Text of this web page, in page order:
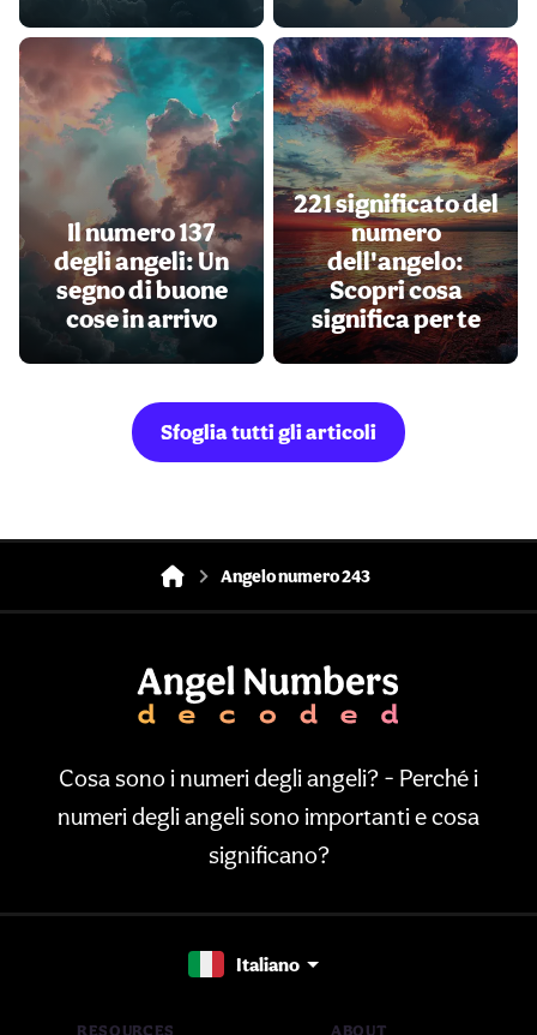
Il numero 137
degli angeli: Un
segno di buone
cose in arrivo
221 significato del
numero
dell'angelo:
Scopri cosa
significa per te
Sfoglia tutti gli articoli
Angelo numero 243
Cosa sono i numeri degli angeli? - Perché i
numeri degli angeli sono importanti e cosa
significano?
Italiano
RESOURCES ABOUT